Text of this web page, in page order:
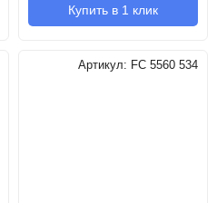
Купить в 1 клик
Артикул: FC 5560 534